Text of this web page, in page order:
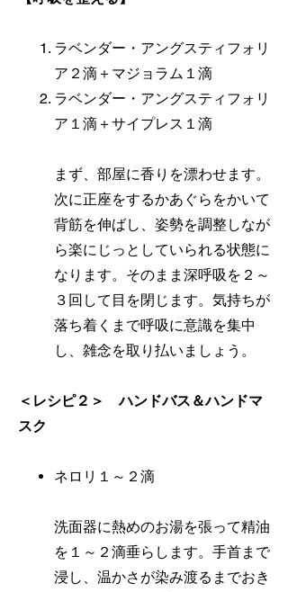
ラベンダー・アングスティフォリ
ア２滴＋マジョラム１滴
ラベンダー・アングスティフォリ
ア１滴＋サイプレス１滴
まず、部屋に香りを漂わせます。
次に正座をするかあぐらをかいて
背筋を伸ばし、姿勢を調整しなが
ら楽にじっとしていられる状態に
なります。そのまま深呼吸を２～
３回して目を閉じます。気持ちが
落ち着くまで呼吸に意識を集中
し、雑念を取り払いましょう。
＜レシピ２＞ ハンドバス＆ハンドマ
スク
ネロリ１～２滴
洗面器に熱めのお湯を張って精油
を１～２滴垂らします。手首まで
浸し、温かさが染み渡るまでおき